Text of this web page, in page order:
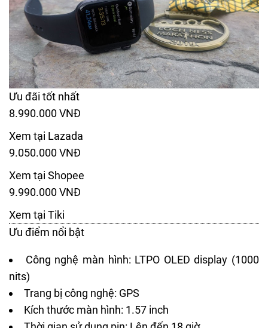
Ưu đãi tốt nhất
8.990.000 VNĐ
Xem tại Lazada
9.050.000 VNĐ
Xem tại Shopee
9.990.000 VNĐ
Xem tại Tiki
Ưu điểm nổi bật
Công nghệ màn hình: LTPO OLED display (1000
nits)
Trang bị công nghệ: GPS
Kích thước màn hình: 1.57 inch